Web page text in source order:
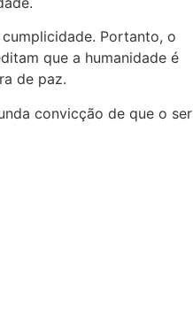
Portanto, o
que a humanidade é
de paz.
convicção de que o ser